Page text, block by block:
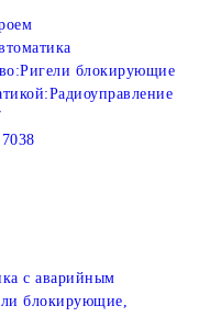
Ригели блокирующие
Радиоуправление
с аварийным
блокирующие,